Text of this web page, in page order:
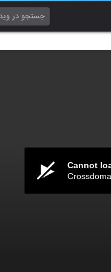
Cannot